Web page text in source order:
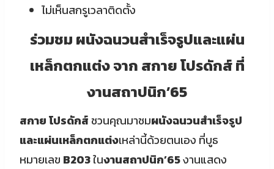
ไม่เห็นสกรูเวลาติดตั้ง
ร่วมชม ผนังฉนวนสำเร็จรูปและแผ่น
เหล็กตกแต่ง จาก สกาย โปรดักส์ ที่
งานสถาปนิก’65
สกาย โปรดักส์ ชวนคุณมาชมผนังฉนวนสำเร็จรูป
และแผ่นเหล็กตกแต่งเหล่านี้ด้วยตนเอง ที่บูธ
หมายเลข B203ในงานสถาปนิก’65งานแสดง